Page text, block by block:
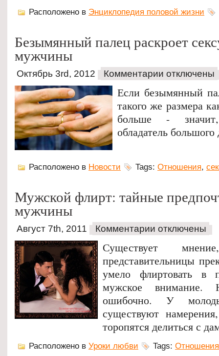
Расположено в Энциклопедия половой жизни
Безымянный палец раскроет
мужчины
Октябрь 3rd, 2012 Комментарии отключены
Если безымянный
такого же размера
больше -
обладатель большого
Расположено в Новости Tags: Отношения,
Мужской флирт: тайные
мужчины
Август 7th, 2011 Комментарии отключены
Существует
представительницы
умело флиртовать в
мужское внимание.
ошибочно. У
существуют
торопятся делиться с
Расположено в Уроки любви Tags: Отношения